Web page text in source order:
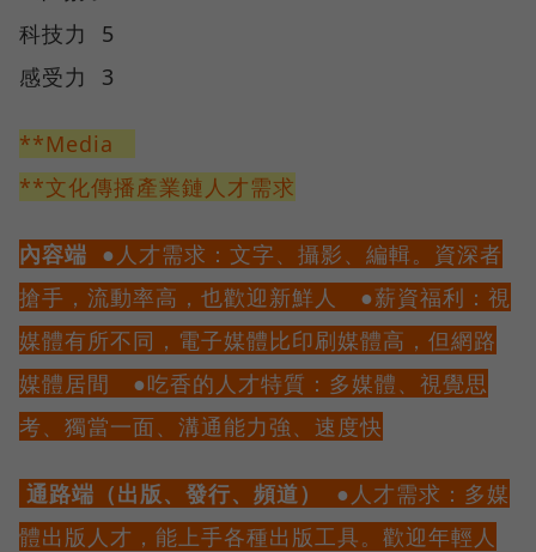
科技力 5
感受力 3
**Media
**文化傳播產業鏈人才需求
內容端 ●人才需求：文字、攝影、編輯。資深者
搶手，流動率高，也歡迎新鮮人 ●薪資福利：視
媒體有所不同，電子媒體比印刷媒體高，但網路
媒體居間 ●吃香的人才特質：多媒體、視覺思
考、獨當一面、溝通能力強、速度快
通路端（出版、發行、頻道）
●人才需求：多媒
體出版人才，能上手各種出版工具。歡迎年輕人